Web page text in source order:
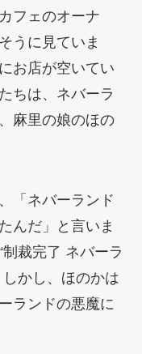
フェのオーナ
うに見ていま
お店が空いてい
ちは、ネバーラ
麻里の娘のほの
「ネバーランド
んだ」と言いま
裁完了 ネバーラ
かし、ほのかは
ランドの悪魔に